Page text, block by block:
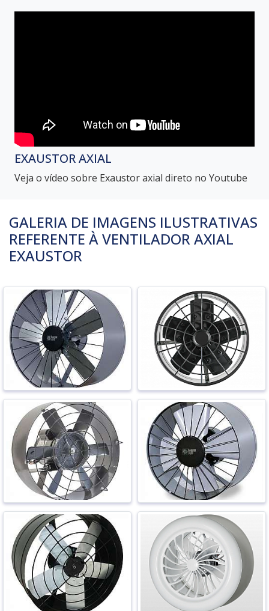
EXAUSTOR AXIAL
Veja o vídeo sobre Exaustor axial direto no Youtube
GALERIA DE IMAGENS ILUSTRATIVAS
REFERENTE À VENTILADOR AXIAL
EXAUSTOR